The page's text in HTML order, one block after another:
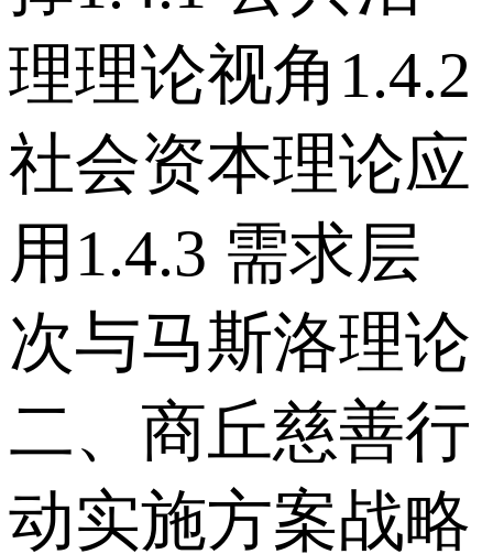
理理论视角 1.4.2
社会资本理论应
用 1.4.3 需求层
次与马斯洛理论
二、商丘慈善行
动实施方案战略